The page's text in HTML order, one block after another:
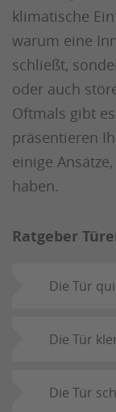
klimatische
warum eine
schließt,
oder auch
Oftmals gibt
präsentieren
einige
haben.
Ratgeber
Die Tür
Die Tür
Die Tür